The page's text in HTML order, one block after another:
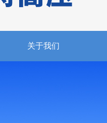
关于我们